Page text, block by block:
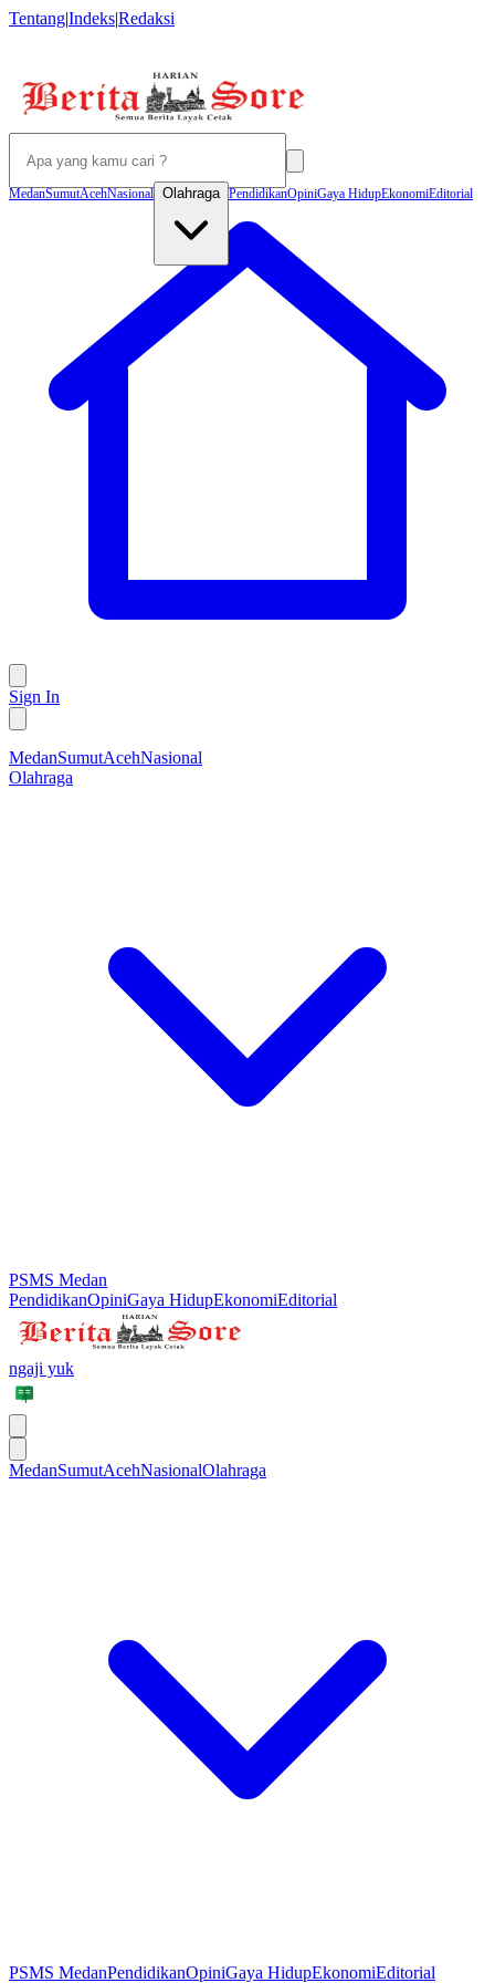
Tentang|Indeks|Redaksi
MedanSumutAcehNasional Olahraga PendidikanOpiniGaya HidupEkonomiEditorial
Sign In
MedanSumutAcehNasional
Olahraga
PSMS Medan
PendidikanOpiniGaya HidupEkonomiEditorial
ngaji yuk
MedanSumutAcehNasionalOlahraga
PSMS MedanPendidikanOpiniGaya HidupEkonomiEditorial